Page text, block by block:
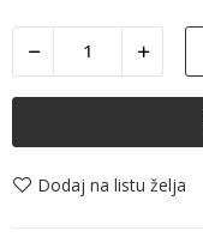
Dodaj na listu želja